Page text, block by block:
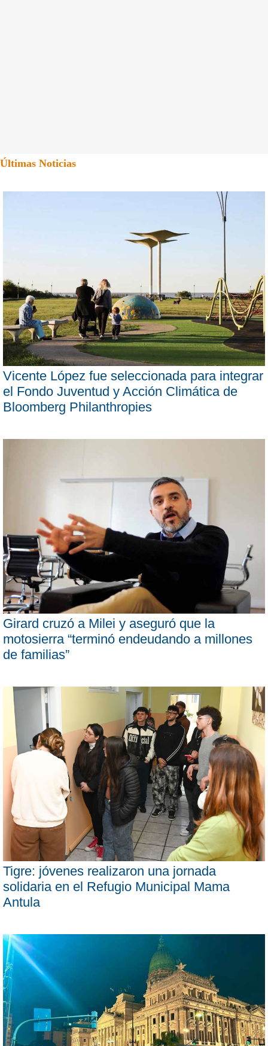
Últimas Noticias
Vicente López fue seleccionada para integrar
el Fondo Juventud y Acción Climática de
Bloomberg Philanthropies
Girard cruzó a Milei y aseguró que la
motosierra “terminó endeudando a millones
de familias”
Tigre: jóvenes realizaron una jornada
solidaria en el Refugio Municipal Mama
Antula